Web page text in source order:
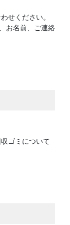
せください。
お名前、ご連絡
ゴミについて